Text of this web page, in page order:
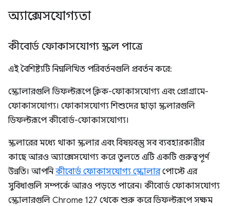
অ্যাক্সেসযোগ্যতা
কীবোর্ড ফোকাসযোগ্য স্ক্রল পাত্রে
এই বৈশিষ্ট্যটি নিম্নলিখিত পরিবর্তনগুলি প্রবর্তন করে:
স্ক্রোলারগুলি ডিফল্টরূপে ক্লিক-ফোকাসযোগ্য এবং প্রোগ্রামে-
ফোকাসযোগ্য। ফোকাসযোগ্য শিশুদের ছাড়া স্ক্রলারগুলি
ডিফল্টরূপে কীবোর্ড-ফোকাসযোগ্য।
স্ক্রলারের মধ্যে থাকা স্ক্রলার এবং বিষয়বস্তু সব ব্যবহারকারীর
কাছে আরও অ্যাক্সেসযোগ্য করে তুলতে এটি একটি গুরুত্বপূর্ণ
উন্নতি। আপনিকীবোর্ড ফোকাসযোগ্য স্ক্রোলারপোস্টে এর
সুবিধাগুলি সম্পর্কে আরও পড়তে পারেন। কীবোর্ড ফোকাসযোগ্য
স্ক্রোলারগুলি Chrome 127 থেকে শুরু করে ডিফল্টরূপে সক্ষম